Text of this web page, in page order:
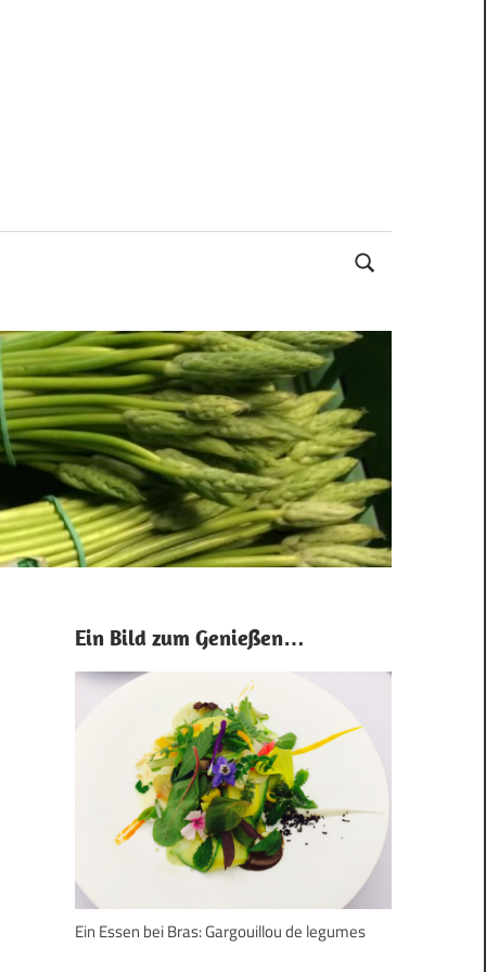
Ein Bild zum Genießen…
Ein Essen bei Bras: Gargouillou de legumes